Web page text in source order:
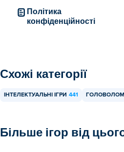
Політика
конфіденційності
Схожі категорії
ІНТЕЛЕКТУАЛЬНІ ІГРИ 441
Більше ігор від